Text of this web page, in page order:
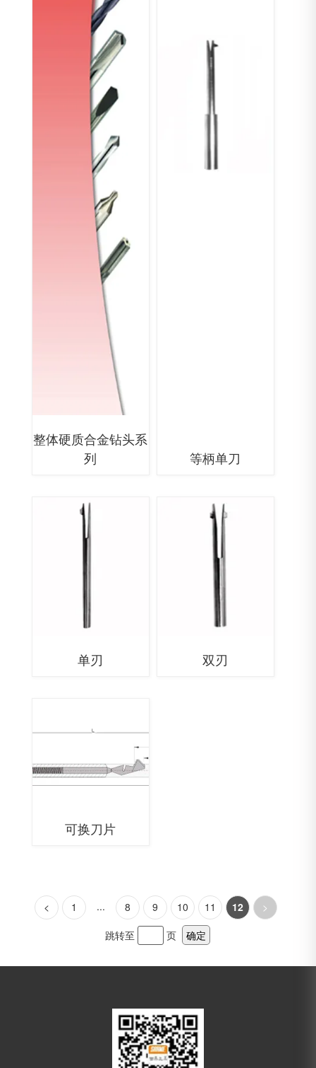
整体硬质合金钻头系
列
等柄单刀
单刃 双刃
可换刀片
< 1 ... 8 9 10 11 12
>
跳转至
页 确定